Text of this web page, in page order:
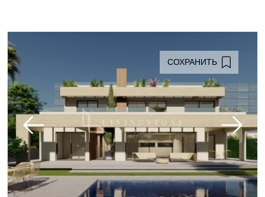
СОХРАНИТЬ